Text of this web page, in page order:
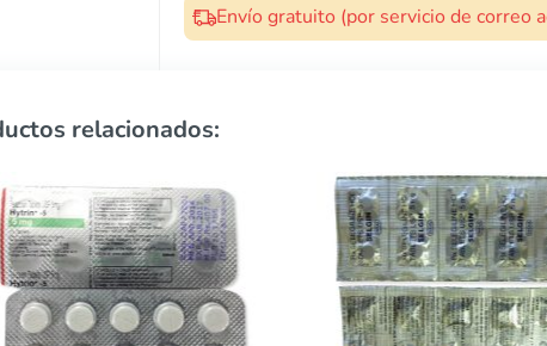
Envío gratuito (por servicio de correo
relacionados: